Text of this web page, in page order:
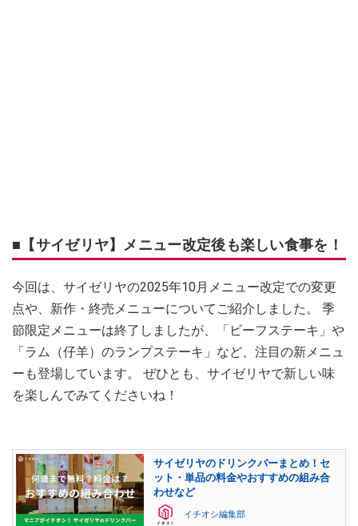
■【サイゼリヤ】メニュー改定後も楽しい食事を！
今回は、サイゼリヤの2025年10月メニュー改定での変更
点や、新作・終売メニューについてご紹介しました。 季
節限定メニューは終了しましたが、「ビーフステーキ」や
「ラム（仔羊）のランプステーキ」など、注目の新メニュ
ーも登場しています。 ぜひとも、サイゼリヤで新しい味
を楽しんでみてくださいね！
サイゼリヤのドリンクバーまとめ！セ
ット・単品の料金やおすすめの組み合
わせなど
イチオシ編集部